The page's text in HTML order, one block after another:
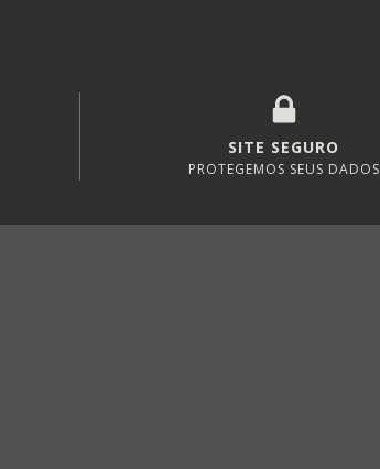
SITE SEGURO
PROTEGEMOS SEUS DADOS